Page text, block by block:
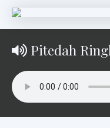
Pitedah